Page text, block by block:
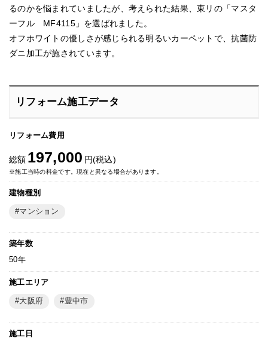
るのかを悩まれていましたが、考えられた結果、東リの「マスタ
ーフル MF4115」を選ばれました。
オフホワイトの優しさが感じられる明るいカーペットで、抗菌防
ダニ加工が施されています。
リフォーム施工データ
リフォーム費用
総額 197,000 円(税込)
※施工当時の料金です。現在と異なる場合があります。
建物種別
マンション
築年数
50年
施工エリア
大阪府 豊中市
施工日